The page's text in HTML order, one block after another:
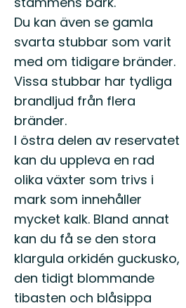
Du kan även se gamla
svarta stubbar som varit
med om tidigare bränder.
Vissa stubbar har tydliga
brandljud från flera
bränder.
I östra delen av reservatet
kan du uppleva en rad
olika växter som trivs i
mark som innehåller
mycket kalk. Bland annat
kan du få se den stora
klargula orkidén guckusko,
den tidigt blommande
tibasten och blåsippa